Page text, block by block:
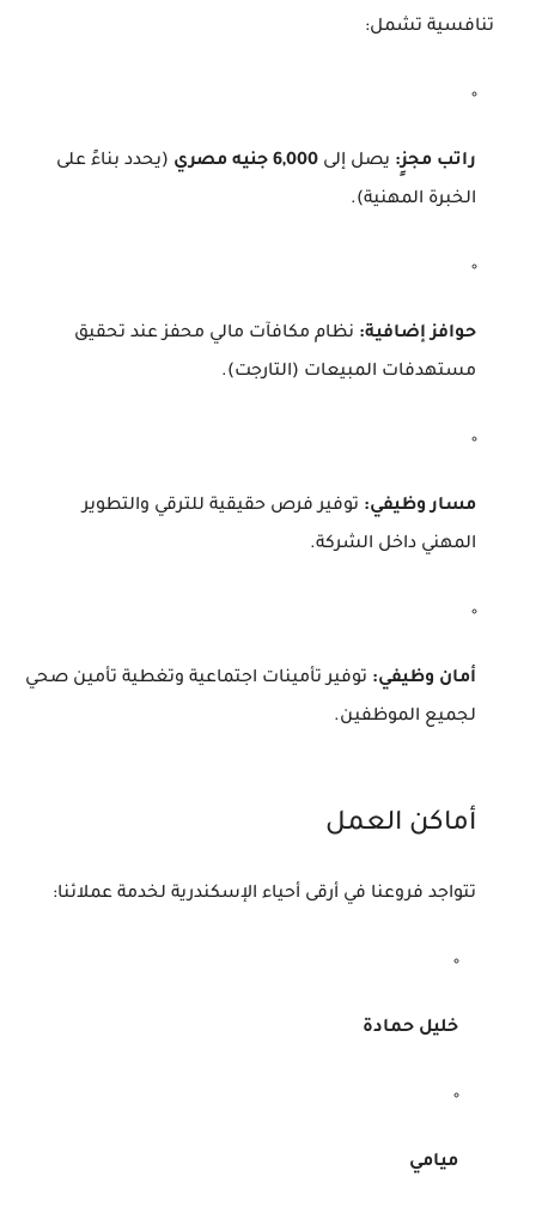
تنافسية تشمل:
راتب مجزٍ: يصل إلى 6,000 جنيه مصري
(يحدد بناءً على
الخبرة المهنية).
حوافز إضافية: نظام مكافآت مالي محفز عند تحقيق
مستهدفات المبيعات (التارجت).
مسار وظيفي: توفير فرص حقيقية للترقي والتطوير
المهني داخل الشركة.
أمان وظيفي: توفير تأمينات اجتماعية وتغطية تأمين صحي
لجميع الموظفين.
أماكن العمل
تتواجد فروعنا في أرقى أحياء الإسكندرية لخدمة عملائنا:
خليل حمادة
ميامي